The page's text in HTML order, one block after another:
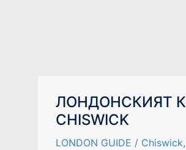
ЛОНДОНСКИЯТ
CHISWICK
LONDON GUIDE / Chiswick,
ЛОНДОНСКИЯТ
КВАРТАЛ
CHISWICK